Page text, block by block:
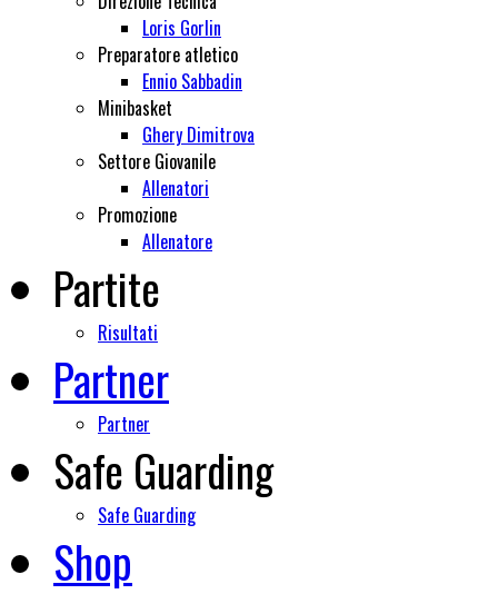
Loris Gorlin
Preparatore atletico
Ennio Sabbadin
Minibasket
Ghery Dimitrova
Settore Giovanile
Allenatori
Promozione
Allenatore
Partite
Risultati
Partner
Partner
Safe Guarding
Safe Guarding
Shop